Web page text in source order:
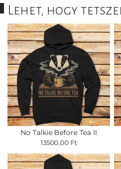
Lehet, hogy
No Talkie Before Tea II
13500,00 Ft